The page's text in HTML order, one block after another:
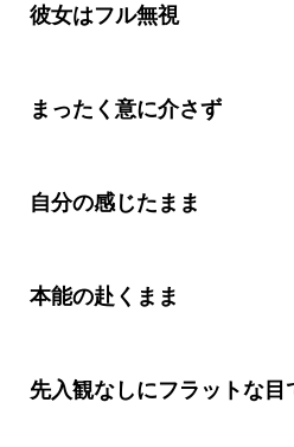
彼女はフル無視
まったく意に介さず
自分の感じたまま
本能の赴くまま
先入観なしにフラットな目